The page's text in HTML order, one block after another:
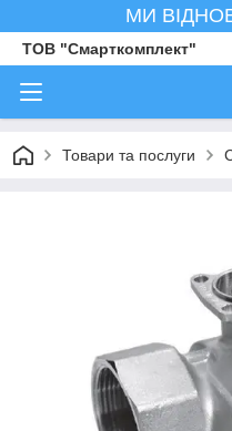
МИ
ТОВ "Смарткомплект"
Товари та послуги